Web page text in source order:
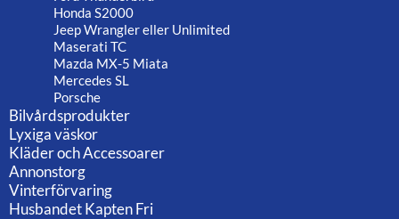
Honda S2000
Jeep Wrangler eller Unlimited
Maserati TC
Mazda MX-5 Miata
Mercedes SL
Porsche
Bilvårdsprodukter
Lyxiga väskor
Kläder och Accessoarer
Annonstorg
Vinterförvaring
Husbandet Kapten Fri